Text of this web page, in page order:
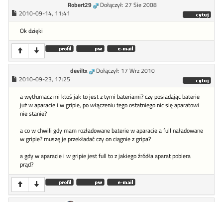
Robert29
Dołączył: 27 Sie 2008
2010-09-14, 11:41
Ok dzięki
deviltx
Dołączył: 17 Wrz 2010
2010-09-23, 17:25
a wytłumacz mi ktoś jak to jest z tymi bateriami? czy posiadając baterie
już w aparacie i w gripie, po włączeniu tego ostatniego nic się aparatowi
nie stanie?
a co w chwili gdy mam rozładowane baterie w aparacie a full naładowane
w gripie? muszę je przekładać czy on ciągnie z gripa?
a gdy w aparacie i w gripie jest full to z jakiego źródła aparat pobiera
prąd?